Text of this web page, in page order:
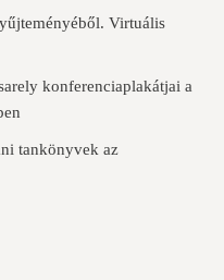
Virtuális
konferenciaplakátjai a
tankönyvek az